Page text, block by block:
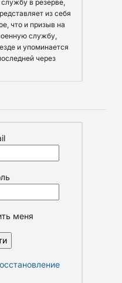
в резерве,
из себя
что и призыв на
службу,
и упоминается
через
меня